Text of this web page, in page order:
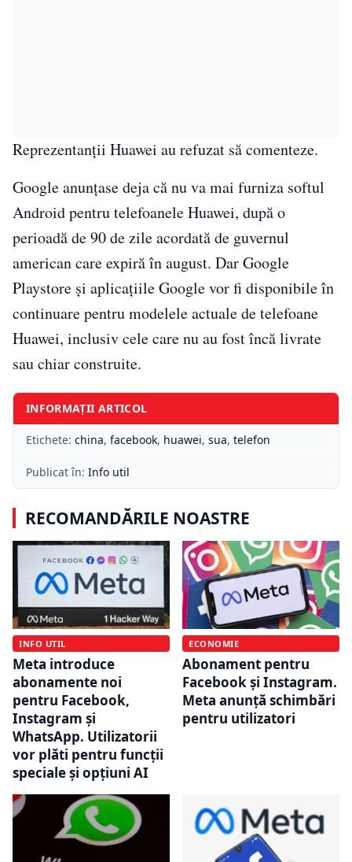
Reprezentanţii Huawei au refuzat să comenteze.
Google anunţase deja că nu va mai furniza softul
Android pentru telefoanele Huawei, după o
perioadă de 90 de zile acordată de guvernul
american care expiră în august. Dar Google
Playstore şi aplicaţiile Google vor fi disponibile în
continuare pentru modelele actuale de telefoane
Huawei, inclusiv cele care nu au fost încă livrate
sau chiar construite.
INFORMAȚII ARTICOL
Etichete: china, facebook, huawei, sua, telefon
Publicat în: Info util
RECOMANDĂRILE NOASTRE
INFO UTIL
Meta introduce
abonamente noi
pentru Facebook,
Instagram și
WhatsApp. Utilizatorii
vor plăti pentru funcții
speciale și opțiuni AI
ECONOMIE
Abonament pentru
Facebook și Instagram.
Meta anunță schimbări
pentru utilizatori